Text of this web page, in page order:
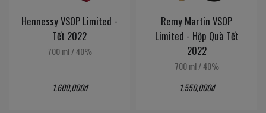
Hennessy VSOP Limited -
Tết 2022
700 ml /40%
1,600,000đ
Remy Martin VSOP
Limited - Hộp Quà Tết
2022
700 ml /40%
1,550,000đ